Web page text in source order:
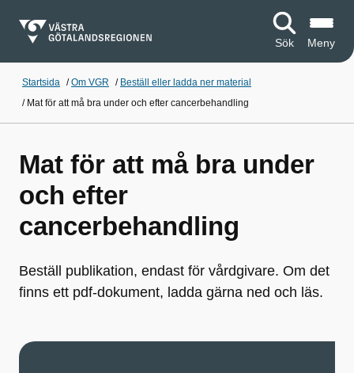
Sök Meny
Startsida /Om VGR / Beställ eller ladda ner material
/ Mat för att må bra under och efter cancerbehandling
Mat för att må bra under
och efter
cancerbehandling
Beställ publikation, endast för vårdgivare. Om det
finns ett pdf-dokument, ladda gärna ned och läs.